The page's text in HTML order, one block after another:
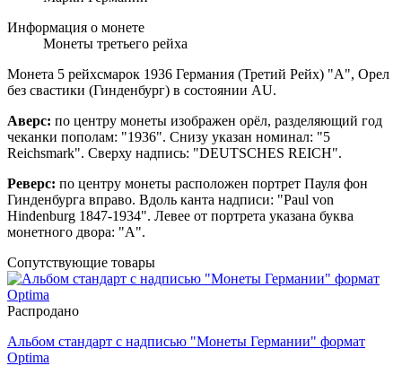
Информация о монете
Монеты третьего рейха
Монета 5 рейхсмарок 1936 Германия (Третий Рейх) "A", Орел
без свастики (Гинденбург) в состоянии AU.
Аверс: по центру монеты изображен орёл, разделяющий год
чеканки пополам: "1936". Снизу указан номинал: "5
Reichsmark". Сверху надпись: "DEUTSCHES REICH".
Реверс: по центру монеты расположен портрет Пауля фон
Гинденбурга вправо. Вдоль канта надписи: "Paul von
Hindenburg 1847-1934". Левее от портрета указана буква
монетного двора: "A".
Сопутствующие товары
Распродано
Альбом стандарт с надписью "Монеты Германии" формат
Optima